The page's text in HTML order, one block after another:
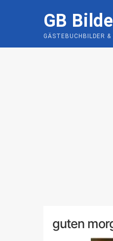
GB
GÄSTEBUCHBILDER &
guten